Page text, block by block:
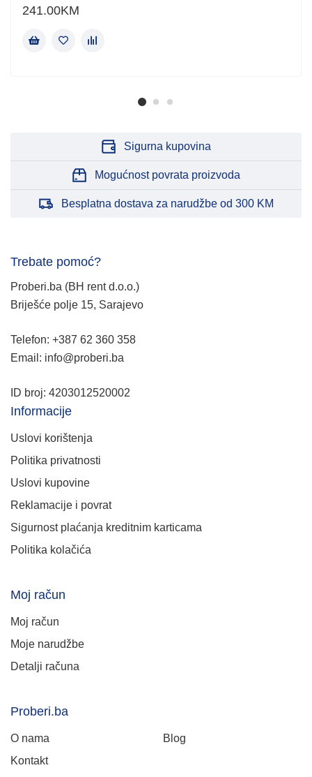
241.00KM
Sigurna kupovina
Mogućnost povrata proizvoda
Besplatna dostava za narudžbe od 300 KM
Trebate pomoć?
Proberi.ba (BH rent d.o.o.)
Briješće polje 15, Sarajevo
Telefon: +387 62 360 358
Email: info@proberi.ba
ID broj: 4203012520002
Informacije
Uslovi korištenja
Politika privatnosti
Uslovi kupovine
Reklamacije i povrat
Sigurnost plaćanja kreditnim karticama
Politika kolačića
Moj račun
Moj račun
Moje narudžbe
Detalji računa
Proberi.ba
O nama
Blog
Kontakt